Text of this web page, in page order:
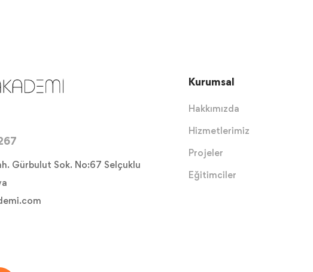
Gürbulut Sok. No:67 Selçuklu
Kurumsal
Hakkımızda
Hizmetlerimiz
Projeler
Eğitimciler